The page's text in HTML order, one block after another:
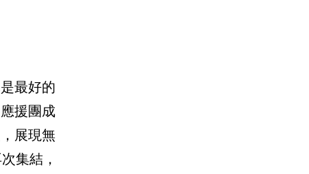
最好的
援團成
展現無
集結，